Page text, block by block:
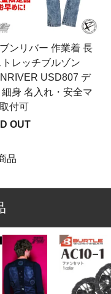
ンリバー 作業着 長
レッチブルゾン
USD807 デ
細身 名入れ・安全マ
付可
OUT
品